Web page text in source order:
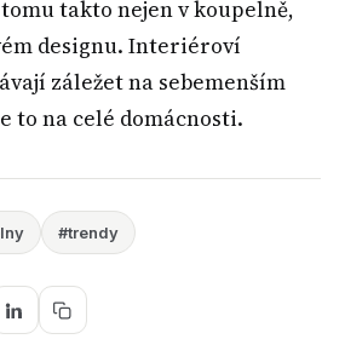
takto nejen v koupelně,
designu. Interiéroví
záležet na sebemenším
to na celé domácnosti.
#trendy